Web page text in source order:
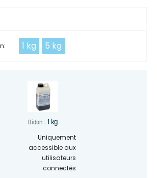
1 kg 5 kg
Bidon : 1 kg
Uniquement
accessible aux
utilisateurs
connectés